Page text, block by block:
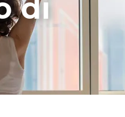
di